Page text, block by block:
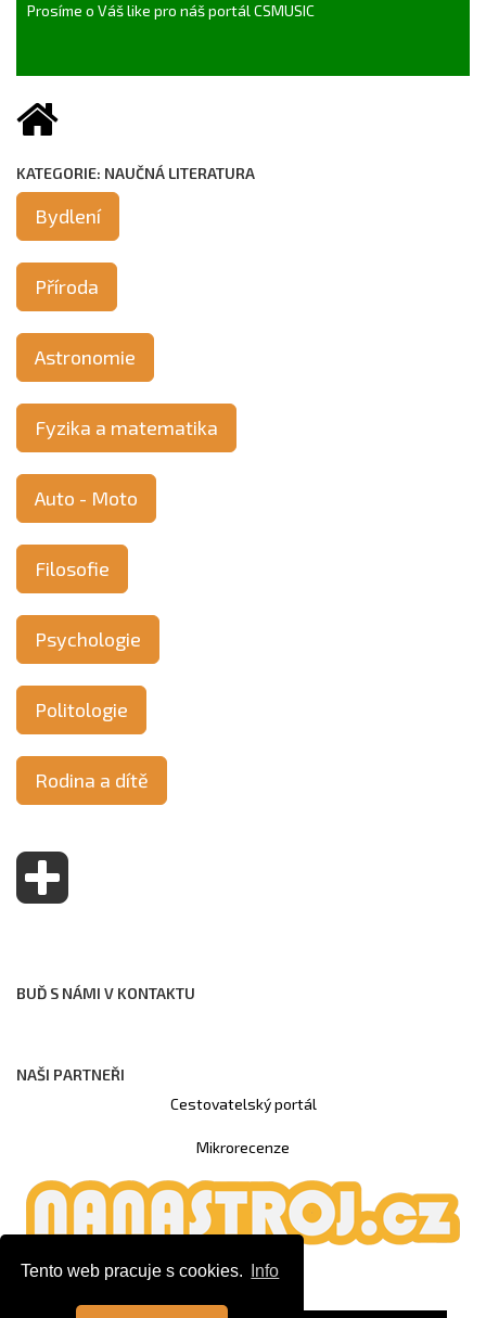
Tento web pracuje s cookies. Info
Prosíme o Váš like pro náš portál CSMUSIC
KATEGORIE: NAUČNÁ LITERATURA
Bydlení
Příroda
Astronomie
Fyzika a matematika
Auto - Moto
Filosofie
Psychologie
Politologie
Rodina a dítě
BUĎ S NÁMI V KONTAKTU
NAŠI PARTNEŘI
Cestovatelský portál
Mikrorecenze